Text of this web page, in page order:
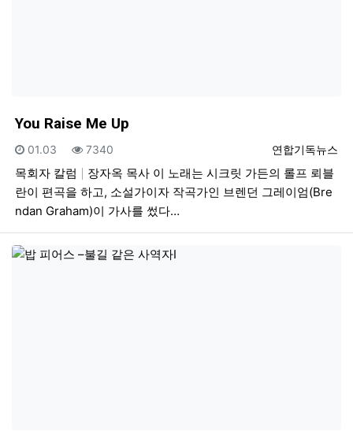
You Raise Me Up
등록자
연합기독뉴스
등록일
01.03 조회
7340
목회자 칼럼
장자옥 목사 이 노래는 시크릿 가든의 롤프 뢰블
란이 편곡을 하고, 소설가이자 작곡가인 브렌던 그레이엄(Bre
ndan Graham)이 가사를 썼다…